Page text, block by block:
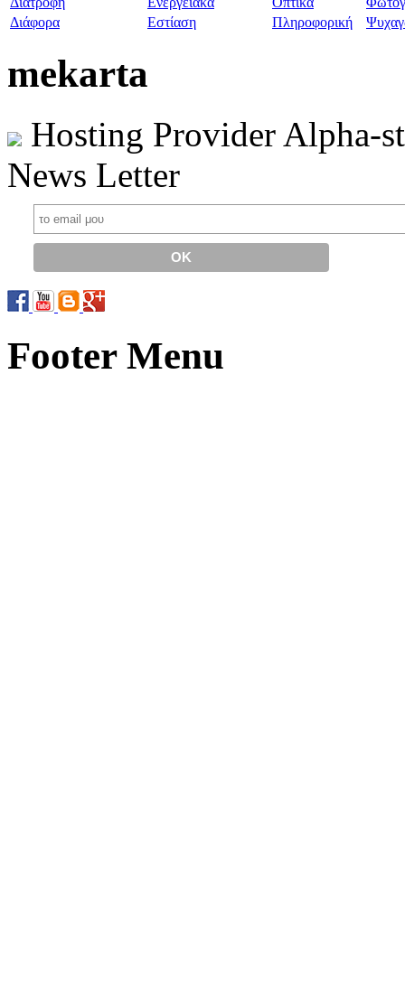
Διάφορα
Εστίαση Πληροφορική
mekarta
Hosting Provider Alpha-
News Letter
Footer Menu